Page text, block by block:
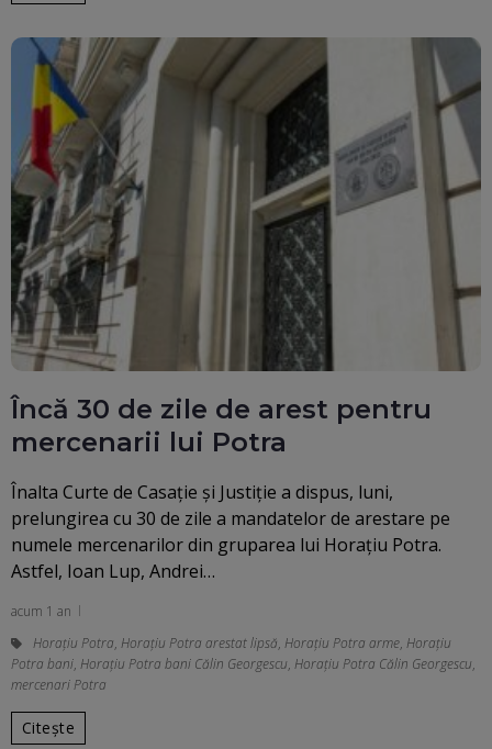
Încă 30 de zile de arest pentru
mercenarii lui Potra
Înalta Curte de Casație și Justiție a dispus, luni,
prelungirea cu 30 de zile a mandatelor de arestare pe
numele mercenarilor din gruparea lui Horațiu Potra.
Astfel, Ioan Lup, Andrei…
acum 1 an
Horațiu Potra, Horațiu Potra arestat lipsă, Horațiu Potra arme, Horațiu
Potra bani, Horațiu Potra bani Călin Georgescu, Horațiu Potra Călin Georgescu,
mercenari Potra
Citește